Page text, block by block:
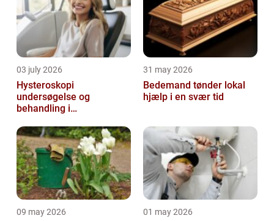
03 july 2026
Hysteroskopi
undersøgelse og
behandling i
31 may 2026
Bedemand tønder lokal
hjælp i en svær tid
09 may 2026 01 may 2026